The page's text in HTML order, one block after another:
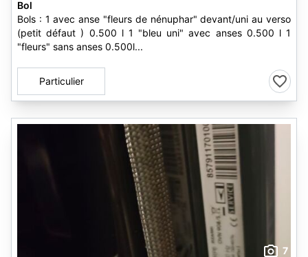
Bol
Bols : 1 avec anse "fleurs de nénuphar" devant/uni au verso
(petit défaut ) 0.500 l 1 "bleu uni" avec anses 0.500 l 1
"fleurs" sans anses 0.500l...
Particulier
7